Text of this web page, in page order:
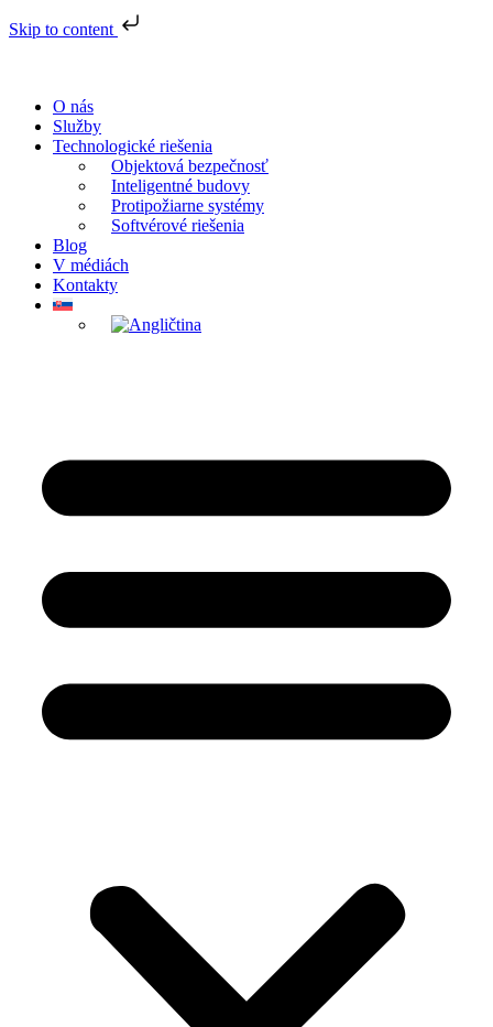
Skip to content
O nás
Služby
Technologické riešenia
Objektová bezpečnosť
Inteligentné budovy
Protipožiarne systémy
Softvérové riešenia
Blog
V médiách
Kontakty